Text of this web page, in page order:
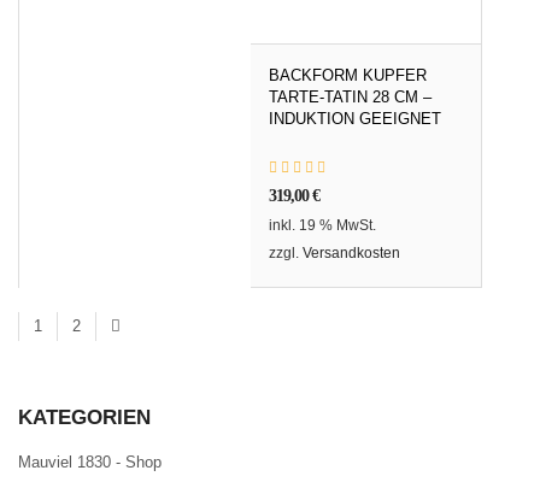
BACKFORM KUPFER
TARTE-TATIN 28 CM –
INDUKTION GEEIGNET
319,00€
inkl. 19 % MwSt.
zzgl. Versandkosten
1 2
KATEGORIEN
Mauviel 1830 - Shop